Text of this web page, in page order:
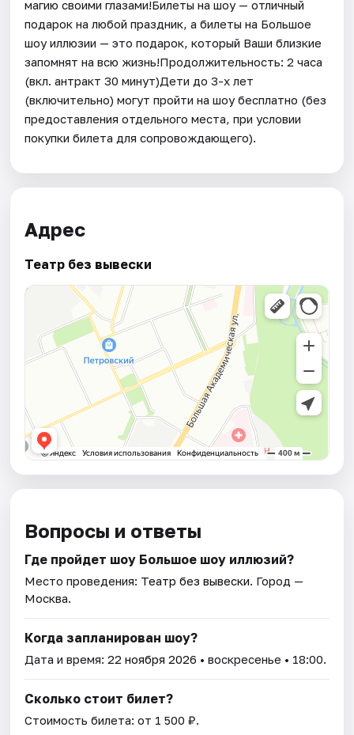
магию своими глазами!Билеты на шоу — отличный
подарок на любой праздник, а билеты на Большое
шоу иллюзии — это подарок, который Ваши близкие
запомнят на всю жизнь!Продолжительность: 2 часа
(вкл. антракт 30 минут)Дети до 3-х лет
(включительно) могут пройти на шоу бесплатно (без
предоставления отдельного места, при условии
покупки билета для сопровождающего).
Адрес
Театр без вывески
Вопросы и ответы
Где пройдет шоу Большое шоу иллюзий?
Место проведения: Театр без вывески. Город —
Москва.
Когда запланирован шоу?
Дата и время:22 ноября 2026 • воскресенье • 18:00.
Сколько стоит билет?
Стоимость билета: от 1 500 ₽.